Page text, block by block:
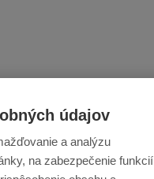
údajov
a analýzu
na zabezpečenie funkcií